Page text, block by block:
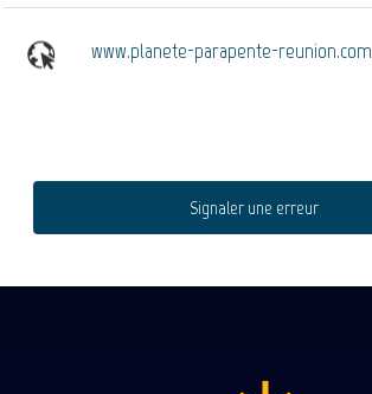
www.planete-parapente-reunion.com
Signaler une erreur